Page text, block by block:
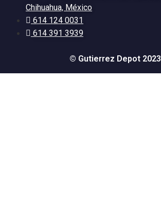
Chihuahua, México
614 124 0031
614 391 3939
© Gutierrez Depot 2023